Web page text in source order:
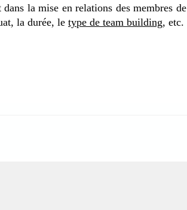
la mise en relations des membres de
la durée, le type de team building, etc.